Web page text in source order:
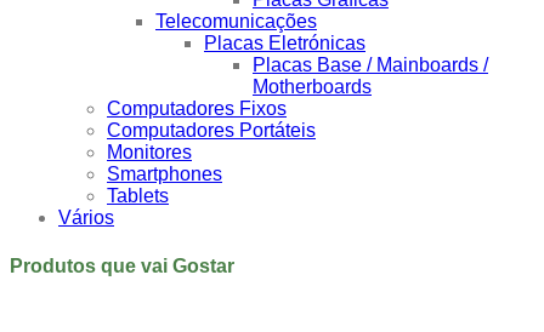
Telecomunicações
Placas Eletrónicas
Placas Base / Mainboards /
Motherboards
Computadores Fixos
Computadores Portáteis
Monitores
Smartphones
Tablets
Vários
Produtos que vai Gostar